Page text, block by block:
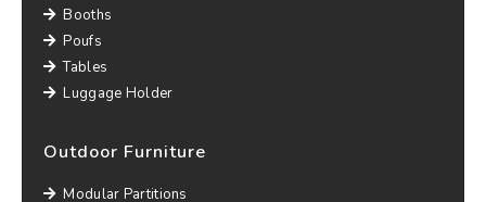
Booths
Poufs
Tables
Luggage Holder
Outdoor Furniture
Modular Partitions